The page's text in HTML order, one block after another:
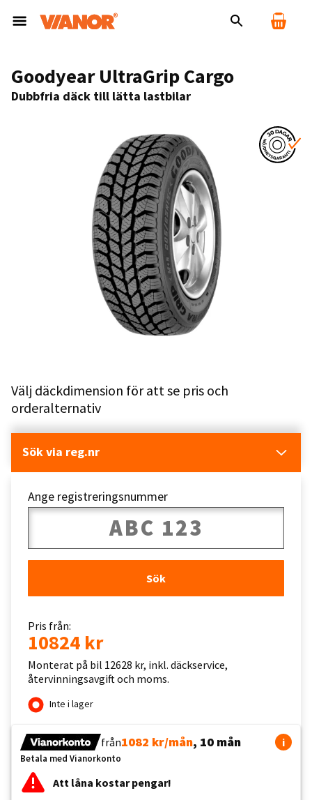
Goodyear UltraGrip Cargo
Dubbfria däck till lätta lastbilar
Välj däckdimension för att se pris och
orderalternativ
Sök via reg.nr
Ange registreringsnummer
Sök
Pris från:
10824 kr
Monterat på bil 12628 kr, inkl. däckservice,
återvinningsavgift och moms.
Inte i lager
från1082 kr/mån, 10 mån i
Betala med Vianorkonto
Att låna kostar pengar!